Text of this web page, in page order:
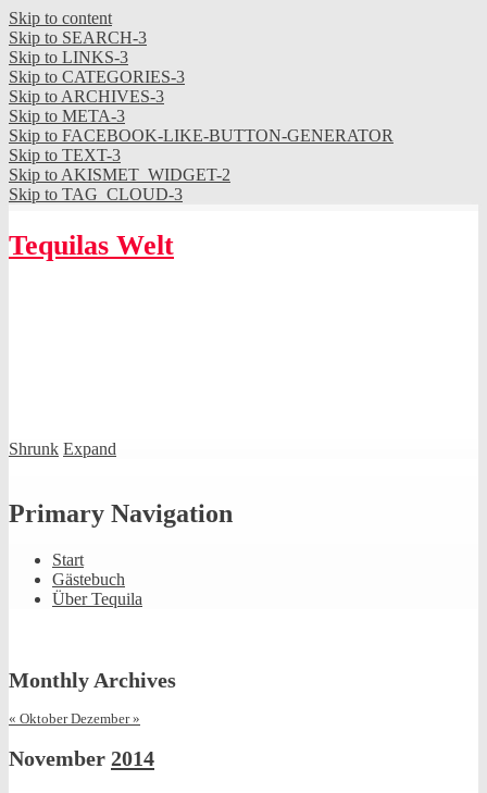
Skip to content
Skip to SEARCH-3
Skip to LINKS-3
Skip to CATEGORIES-3
Skip to ARCHIVES-3
Skip to META-3
Skip to FACEBOOK-LIKE-BUTTON-GENERATOR
Skip to TEXT-3
Skip to AKISMET_WIDGET-2
Skip to TAG_CLOUD-3
Tequilas Welt
Shrunk Expand
Primary Navigation
Start
Gästebuch
Über Tequila
Monthly Archives
« OktoberDezember »
November 2014